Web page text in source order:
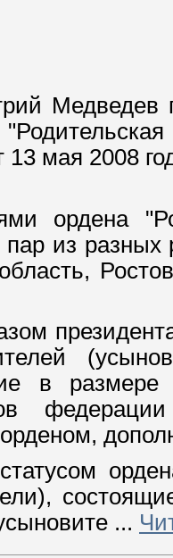
Медведев
13 мая 2008
ордена
из разных
в
...